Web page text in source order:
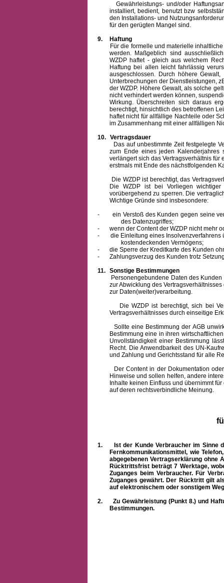
Gewährleistungs- und/oder
installiert, bedient, benutzt bzw
den Installations- und
für den gerügten Mangel sind.
9.
Haftung
Für die formelle und materielle
werden. Maßgeblich sind
WZDP haftet - gleich aus welchem
Haftung bei allen leicht fahrlässig
ausgeschlossen. Durch höhere
Unterbrechungen der Dienstleistungen,
der WZDP. Höhere Gewalt, als solche
nicht verhindert werden können,
Wirkung. Überschreiten sich daraus
berechtigt, hinsichtlich des betroffenen
haftet nicht für allfällige Nachteile oder
im Zusammenhang mit einer allfälligen
10. Vertragsdauer
Das auf unbestimmte Zeit festgelegte
zum Ende eines jeden Kalenderjahres
verlängert sich das Vertragsverhältnis
erstmals mit Ende des nächstfolgenden
Die WZDP ist berechtigt, das
Die WZDP ist bei Vorliegen
vorübergehend zu sperren. Die
Wichtige Gründe sind insbesondere:
-
ein Verstoß des Kunden gegen seine
des Datenzugriffes;
-
wenn der Content der WZDP nicht mehr
-
die Einleitung eines
kostendeckenden Vermögens;
-
die Sperre der Kreditkarte des Kunden
-
Zahlungsverzug des Kunden trotz
11. Sonstige Bestimmungen
Personengebundene Daten des Kunden
zur Abwicklung des
zur Daten(weiter)verarbeitung.
Die WZDP ist berechtigt, sich bei
Vertragsverhältnisses durch einseitige
Sollte eine Bestimmung der AGB
Bestimmung eine in ihren
Unvollständigkeit einer Bestimmung
Recht. Die Anwendbarkeit des UN-
und Zahlung und Gerichtsstand für alle
Der Content in der Dokumentation oder
Hinweise und sollen helfen, andere
Inhalte keinen Einfluss und übernimmt
auf deren rechtsverbindliche Meinung.
1.
Ist der Kunde Verbraucher im Sinne
Fernkommunikationsmittel, wie
abgegebenen Vertragserklärung ohne
Rücktrittsfrist beträgt 7 Werktage,
Zuganges beim Verbraucher. Für
Zuganges gewährt. Der Rücktritt gilt
auf elektronischem oder sonstigem
2.
Zu Gewährleistung (Punkt 8.) und
Bestimmungen.